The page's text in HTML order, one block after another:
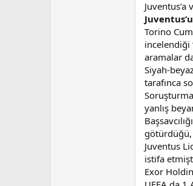
Torino
incelendiği
aramalar
Siyah-
tarafınca
yanlış
götürdüğü,
Juventus
istifa
Exor